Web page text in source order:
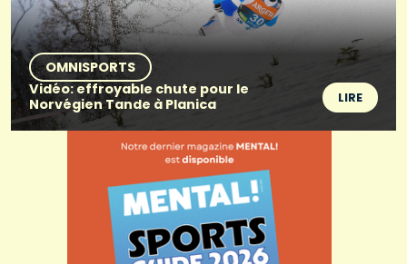
OMNISPORTS
Vidéo: effroyable chute pour le
Norvégien Tande à Planica
LIRE